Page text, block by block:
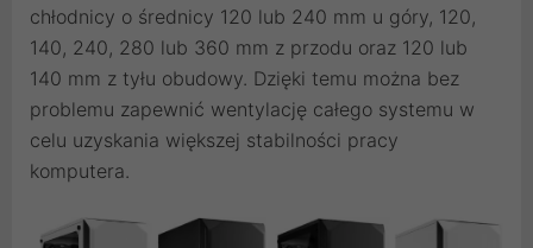
chłodnicy o średnicy 120 lub 240 mm u góry, 120,
140, 240, 280 lub 360 mm z przodu oraz 120 lub
140 mm z tyłu obudowy. Dzięki temu można bez
problemu zapewnić wentylację całego systemu w
celu uzyskania większej stabilności pracy
komputera.